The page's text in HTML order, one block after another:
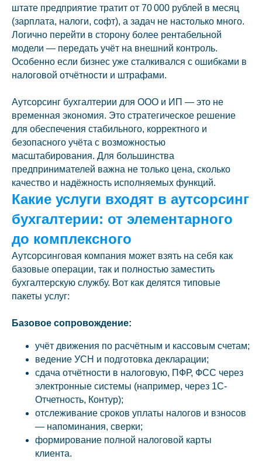
штате предприятие тратит от 70 000 рублей в месяц
(зарплата, налоги, софт), а задач не настолько много.
Логично перейти в сторону более рентабельной
модели — передать учёт на внешний контроль.
Особенно если бизнес уже сталкивался с ошибками в
налоговой отчётности и штрафами.
Аутсорсинг бухгалтерии для ООО и ИП — это не
временная экономия. Это стратегическое решение
для обеспечения стабильного, корректного и
безопасного учёта с возможностью
масштабирования. Для большинства
предпринимателей важна не только цена, сколько
качество и надёжность исполняемых функций.
Какие услуги входят в аутсорсинг
бухгалтерии: от элементарного
до комплексного
Аутсорсинговая компания может взять на себя как
базовые операции, так и полностью заместить
бухгалтерскую службу. Вот как делятся типовые
пакеты услуг:
Базовое сопровождение:
учёт движения по расчётным и кассовым счетам;
ведение УСН и подготовка декларации;
сдача отчётности в налоговую, ПФР, ФСС через
электронные системы (например, через 1С-
Отчетность, Контур);
отслеживание сроков уплаты налогов и взносов
— напоминания, сверки;
формирование полной налоговой карты
клиента.